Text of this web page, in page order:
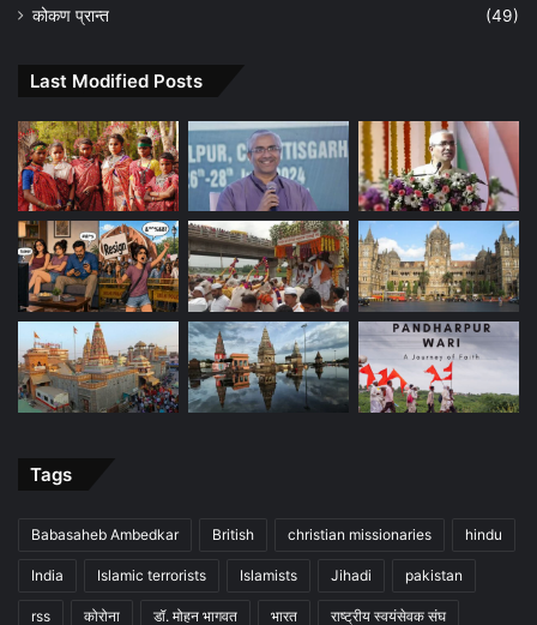
कोकण प्रान्त (49)
Last Modified Posts
Tags
Babasaheb Ambedkar British christian missionaries hindu
India Islamic terrorists Islamists Jihadi pakistan
rss कोरोना डॉ. मोहन भागवत भारत राष्ट्रीय स्वयंसेवक संघ